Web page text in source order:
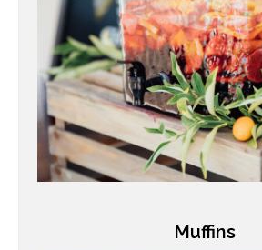
Muffins